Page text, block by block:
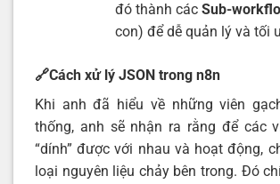
đó thành các Sub-
con) để dễ quản lý và tối
🔗Cách xử lý JSON trong n8n
Khi anh đã hiểu về những viên
thống, anh sẽ nhận ra rằng để các
“dính” được với nhau và hoạt động,
loại nguyên liệu chảy bên trong. Đó